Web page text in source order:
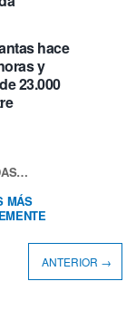
hace
y
23.000
MÁS
ANTERIOR →